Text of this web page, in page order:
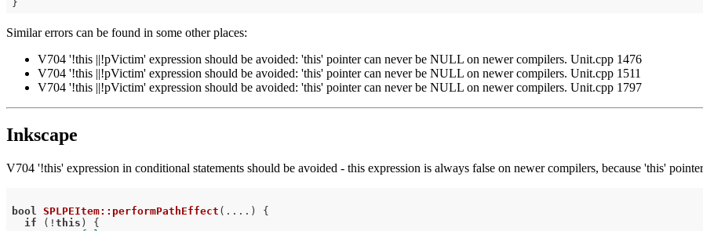
Similar errors can be found in some other places:
V704 '!this ||!pVictim' expression should be avoided: 'this' pointer can never be NULL on newer compilers. Unit.cpp 1476
V704 '!this ||!pVictim' expression should be avoided: 'this' pointer can never be NULL on newer compilers. Unit.cpp 1511
V704 '!this ||!pVictim' expression should be avoided: 'this' pointer can never be NULL on newer compilers. Unit.cpp 1797
Inkscape
V704 '!this' expression in conditional statements should be avoided - this expression is always false on newer compilers, because 'this'
bool SPLPEItem::performPathEffect (....)
{
if (! this ) {